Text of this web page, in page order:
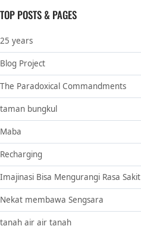
TOP POSTS & PAGES
25 years
Blog Project
The Paradoxical Commandments
taman bungkul
Maba
Recharging
Imajinasi Bisa Mengurangi Rasa Sakit
Nekat membawa Sengsara
tanah air air tanah